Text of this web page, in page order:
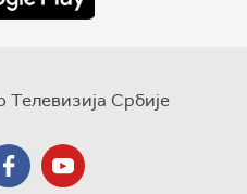
Телевизија Србије